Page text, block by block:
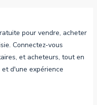
pour vendre, acheter
Connectez-vous
et acheteurs, tout en
d'une expérience